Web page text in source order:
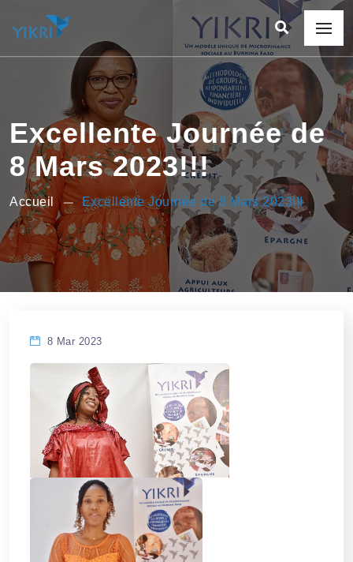
Excellente Journée de
8 Mars 2023!!!
Accueil Excellente Journée de 8 Mars 2023!!!
8 Mar 2023